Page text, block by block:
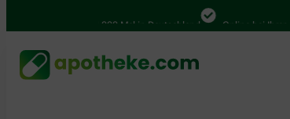
4.000 Mal in Deutschland Online bei Ihrer